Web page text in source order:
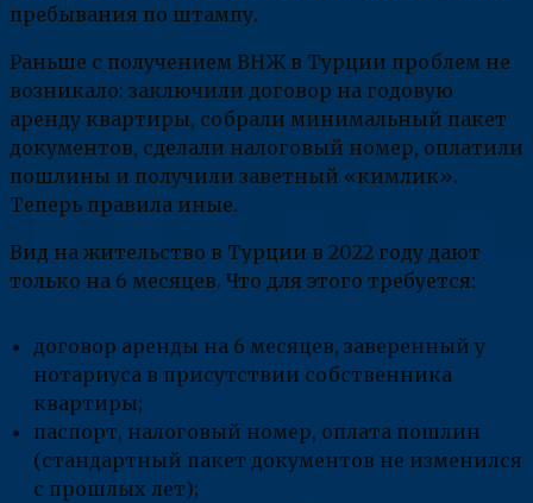
пребывания по штампу.
Раньше с получением ВНЖ в Турции проблем не
возникало: заключили договор на годовую
аренду квартиры, собрали минимальный пакет
документов, сделали налоговый номер, оплатили
пошлины и получили заветный «кимлик».
Теперь правила иные.
Вид на жительство в Турции в 2022 году дают
только на 6 месяцев. Что для этого требуется:
договор аренды на 6 месяцев, заверенный у
нотариуса в присутствии собственника
квартиры;
паспорт, налоговый номер, оплата пошлин
(стандартный пакет документов не изменился
с прошлых лет);